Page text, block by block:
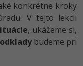
konkrétne kroky
V tejto lekcii
, ukážeme si,
budeme pri